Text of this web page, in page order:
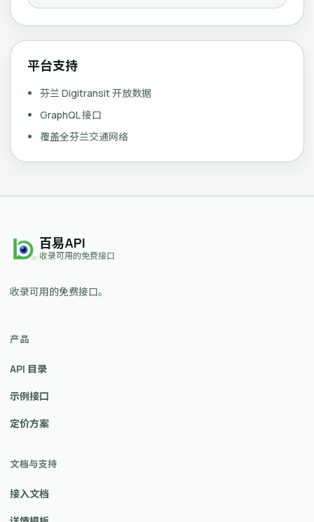
平台支持
芬兰 Digitransit 开放数据
GraphQL 接口
覆盖全芬兰交通网络
百易API
收录可用的免费接口
收录可用的免费接口。
产品
API 目录
示例接口
定价方案
文档与支持
接入文档